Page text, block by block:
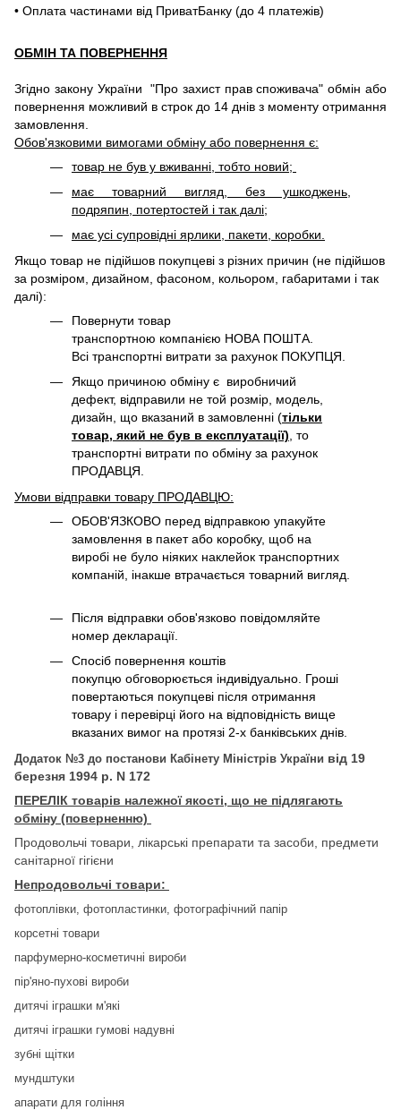
• Оплата частинами від ПриватБанку (до 4 платежів)
ОБМІН ТА ПОВЕРНЕННЯ
Згідно закону України "Про захист прав споживача" обмін або
повернення можливий в строк до 14 днів з моменту отримання
замовлення.
Обов'язковими вимогами обміну або повернення є:
товар не був у вживанні, тобто новий;
має товарний вигляд, без ушкоджень,
подряпин, потертостей і так далі;
має усі супровідні ярлики, пакети, коробки.
Якщо товар не підійшов покупцеві з різних причин (не підійшов
за розміром, дизайном, фасоном, кольором, габаритами і так
далі):
Повернути товар
транспортною компанією НОВА ПОШТА.
Всі транспортні витрати за рахунок ПОКУПЦЯ.
Якщо причиною обміну є виробничий
дефект, відправили не той розмір, модель,
дизайн, що вказаний в замовленні (тільки
товар, який не був в експлуатації) , то
транспортні витрати по обміну за рахунок
ПРОДАВЦЯ. ​
Умови відправки товару ПРОДАВЦЮ:
ОБОВ'ЯЗКОВО перед відправкою упакуйте
замовлення в пакет або коробку, щоб на
виробі не було ніяких наклейок транспортних
компаній, інакше втрачається товарний вигляд.
Після відправки обов'язково повідомляйте
номер декларації.
Спосіб повернення коштів
покупцю обговорюється індивідуально. Гроші
повертаються покупцеві після отримання
товару і перевірці його на відповідність вище
вказаних вимог на протязі 2-х банківських днів.
Додаток №3 до постанови Кабінету Міністрів України від 19
березня 1994 р. N 172
ПЕРЕЛІК товарів належної якості, що не підлягають
обміну (поверненню)
Продовольчі товари, лікарські препарати та засоби, предмети
санітарної гігієни
Непродовольчі товари:
фотоплівки, фотопластинки, фотографічний папір
корсетні товари
парфумерно-косметичні вироби
пір'яно-пухові вироби
дитячі іграшки м'які
дитячі іграшки гумові надувні
зубні щітки
мундштуки
апарати для гоління